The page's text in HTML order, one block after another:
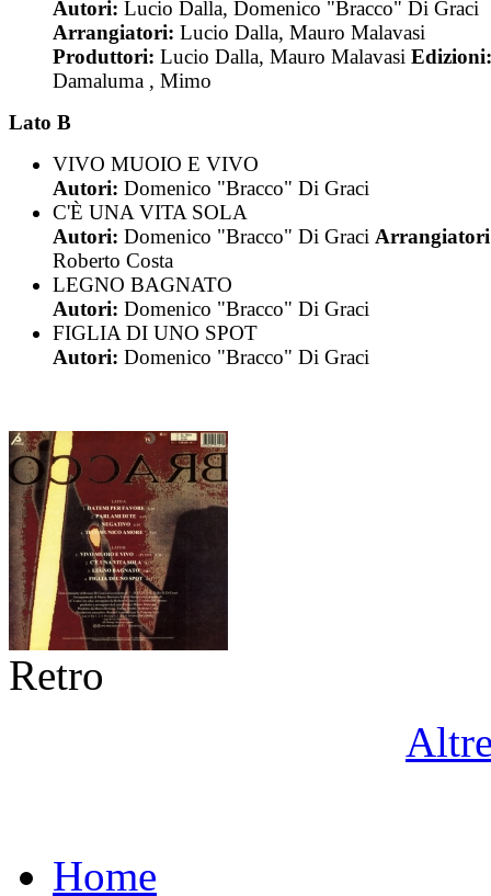
Autori: Lucio Dalla, Domenico "Bracco" Di Graci
Arrangiatori: Lucio Dalla, Mauro Malavasi
Produttori: Lucio Dalla, Mauro Malavasi Edizioni:
Damaluma , Mimo
Lato B
VIVO MUOIO E VIVO
Autori: Domenico "Bracco" Di Graci
C'È UNA VITA SOLA
Autori: Domenico "Bracco" Di Graci
Roberto Costa
LEGNO BAGNATO
Autori: Domenico "Bracco" Di Graci
FIGLIA DI UNO SPOT
Autori: Domenico "Bracco" Di Graci
Retro
Home